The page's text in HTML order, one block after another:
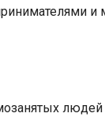
и
людей